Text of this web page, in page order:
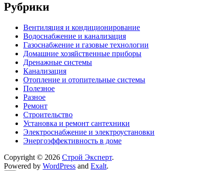
Рубрики
Вентиляция и кондиционирование
Водоснабжение и канализация
Газоснабжение и газовые технологии
Домашние хозяйственные приборы
Дренажные системы
Канализация
Отопление и отопительные системы
Полезное
Разное
Ремонт
Строительство
Установка и ремонт сантехники
Электроснабжение и электроустановки
Энергоэффективность в доме
Copyright © 2026 Строй Эксперт.
Powered by WordPress and Exalt.